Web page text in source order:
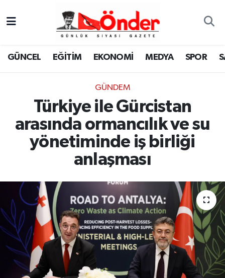
GÜNCEL EĞİTİM EKONOMİ MEDYA SPOR
GÜNDEM
Türkiye ile Gürcistan
arasında ormancılık ve su
yönetiminde iş birliği
anlaşması
GÜNCEL
MEDYA
SPOR
KÜLTÜR-SANAT
YAŞAM
RESMİ İLAN
Zonguldak Nöbetçi Eczaneler
Zonguldak Namaz Vakitleri
Zonguldak Trafik Yoğunluk Haritası
TFF 3.Lig 4.Grup Puan Durumu ve Fikstür
Tüm Manşetler
Son Dakika Haberleri
Haber Arşivi